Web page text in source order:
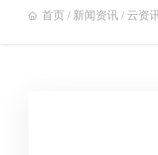
首页 / 新闻资讯 / 云资